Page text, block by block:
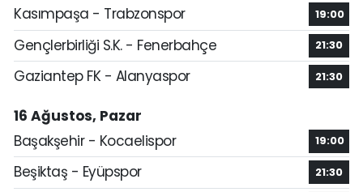
Kasımpaşa - Trabzonspor 19:00
Gençlerbirliği S.K. - Fenerbahçe 21:30
Gaziantep FK - Alanyaspor 21:30
16 Ağustos, Pazar
Başakşehir - Kocaelispor
19:00
Beşiktaş - Eyüpspor 21:30